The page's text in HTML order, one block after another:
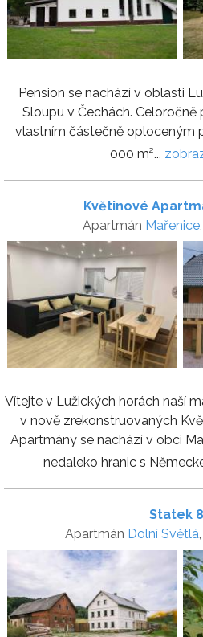
Pension se nachází v oblasti
Sloupu v Čechách.
vlastním částečně oploceným
000 m²...
Květinové
Apartmán Mařenice
Vítejte v Lužických horách naší
v nově zrekonstruovaných
Apartmány se nachází v obci
nedaleko hranic s
Statek
Apartmán Dolní Světlá